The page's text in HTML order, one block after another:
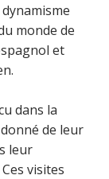
monde de
et
dans la
de leur
leur
visites